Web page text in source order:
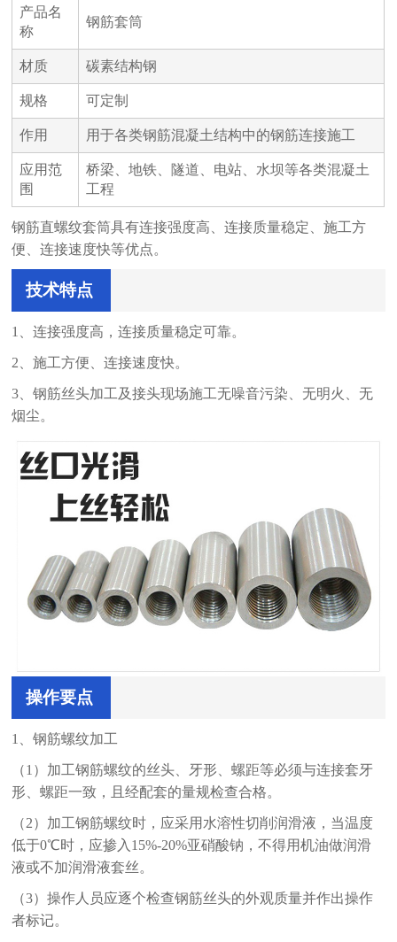
产品名
称
钢筋套筒
材质 碳素结构钢
规格 可定制
作用 用于各类钢筋混凝土结构中的钢筋连接施工
应用范
围
桥梁、地铁、隧道、电站、水坝等各类混凝土
工程
钢筋直螺纹套筒具有连接强度高、连接质量稳定、施工方
便、连接速度快等优点。
技术特点
1、连接强度高，连接质量稳定可靠。
2、施工方便、连接速度快。
3、钢筋丝头加工及接头现场施工无噪音污染、无明火、无
烟尘。
操作要点
1、钢筋螺纹加工
（1）加工钢筋螺纹的丝头、牙形、螺距等必须与连接套牙
形、螺距一致，且经配套的量规检查合格。
（2）加工钢筋螺纹时，应采用水溶性切削润滑液，当温度
低于0℃时，应掺入15%-20%亚硝酸钠，不得用机油做润滑
液或不加润滑液套丝。
（3）操作人员应逐个检查钢筋丝头的外观质量并作出操作
者标记。